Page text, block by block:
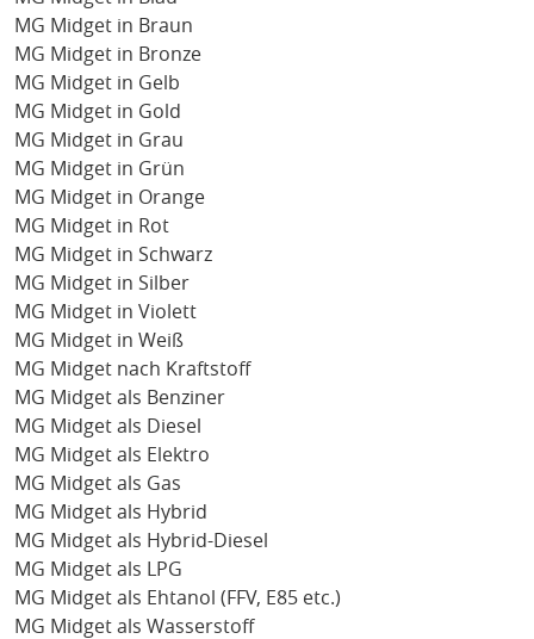
MG Midget in Braun
MG Midget in Bronze
MG Midget in Gelb
MG Midget in Gold
MG Midget in Grau
MG Midget in Grün
MG Midget in Orange
MG Midget in Rot
MG Midget in Schwarz
MG Midget in Silber
MG Midget in Violett
MG Midget in Weiß
MG Midget nach Kraftstoff
MG Midget als Benziner
MG Midget als Diesel
MG Midget als Elektro
MG Midget als Gas
MG Midget als Hybrid
MG Midget als Hybrid-Diesel
MG Midget als LPG
MG Midget als Ehtanol (FFV, E85 etc.)
MG Midget als Wasserstoff